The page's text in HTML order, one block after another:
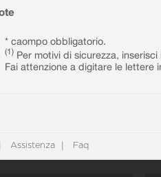
* caompo obbligatorio.
(1) Per motivi di sicurezza,
Fai attenzione a digitare le lettere
Assistenza Faq